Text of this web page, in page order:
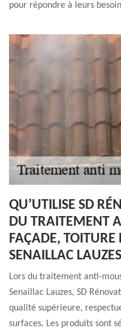
pour répondre à leurs
QU’UTILISE SD
DU TRAITEMENT
FAÇADE, TOITURE
SENAILLAC LAUZES
Lors du traitement anti-
Senaillac Lauzes, SD
qualité supérieure,
surfaces. Les produits sont